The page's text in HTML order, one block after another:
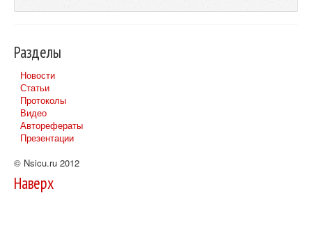
Разделы
Новости
Статьи
Протоколы
Видео
Авторефераты
Презентации
© Nsicu.ru 2012
Наверх